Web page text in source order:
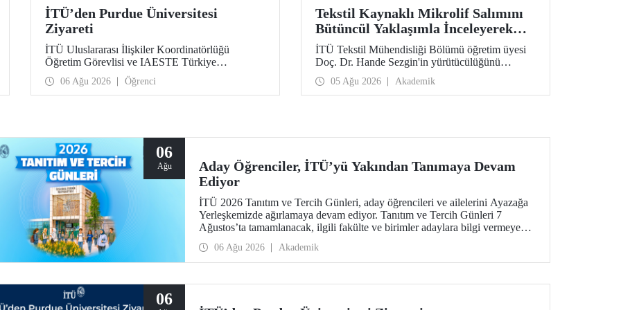
İTÜ’den Purdue Üniversitesi
Ziyareti
İTÜ Uluslararası İlişkiler Koordinatörlüğü
Öğretim Görevlisi ve IAESTE Türkiye
Sorumlusu Cahit Okan, akademik ilişkileri ve iş
birliğini geliştirmek amacıyla 20-27 Temmuz
tarihlerinde ABD’de dünyanın önde gelen
06 Ağu 2026 Öğrenci
Tekstil Kaynaklı Mikrolif Salımını
Bütüncül Yaklaşımla İnceleyerek
Analiz ve Azaltım Stratejileri
Geliştirecek Projeye TÜBİTAK
Desteği
İTÜ Tekstil Mühendisliği Bölümü öğretim üyesi
Doç. Dr. Hande Sezgin'in yürütücülüğünü
üstlendiği “Sürdürülebilir Pamuk ve Polyester
Esaslı Tekstil Ürünlerinde Kullanım Koşullarına
Bağlı Mikrolif Salımı: Aşınma, UV Maruziyeti ve
proje, TÜBİTAK 2515 – COST Aksiyon Üyeleri
desteklenmeye hak kazandı.
05 Ağu 2026 Akademik
06
Ağu
Aday Öğrenciler, İTÜ’yü Yakından Tanımaya Devam
Ediyor
İTÜ 2026 Tanıtım ve Tercih Günleri, aday öğrencileri ve ailelerini Ayazağa
Yerleşkemizde ağırlamaya devam ediyor. Tanıtım ve Tercih Günleri 7
Ağustos’ta tamamlanacak, ilgili fakülte ve birimler adaylara bilgi vermeye
06 Ağu 2026 Akademik
06